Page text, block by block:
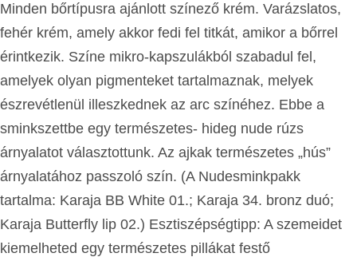
Minden bőrtípusra ajánlott színező krém. Varázslatos,
fehér krém, amely akkor fedi fel titkát, amikor a bőrrel
érintkezik. Színe mikro-kapszulákból szabadul fel,
amelyek olyan pigmenteket tartalmaznak, melyek
észrevétlenül illeszkednek az arc színéhez. Ebbe a
sminkszettbe egy természetes- hideg nude rúzs
árnyalatot választottunk. Az ajkak természetes „hús”
árnyalatához passzoló szín. (A Nudesminkpakk
tartalma: Karaja BB White 01.; Karaja 34. bronz duó;
Karaja Butterfly lip 02.) Esztiszépségtipp: A szemeidet
kiemelheted egy természetes pillákat festő